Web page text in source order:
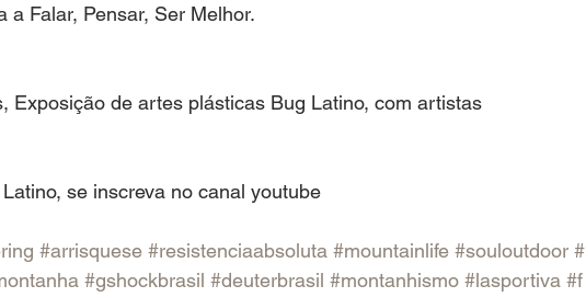
a Falar, Pensar, Ser Melhor.
Exposição de artes plásticas Bug Latino, com artistas
se inscreva no canal youtube
#arrisquese #resistenciaabsoluta #mountainlife #souloutdoor #
#gshockbrasil #deuterbrasil #montanhismo #lasportiva #f